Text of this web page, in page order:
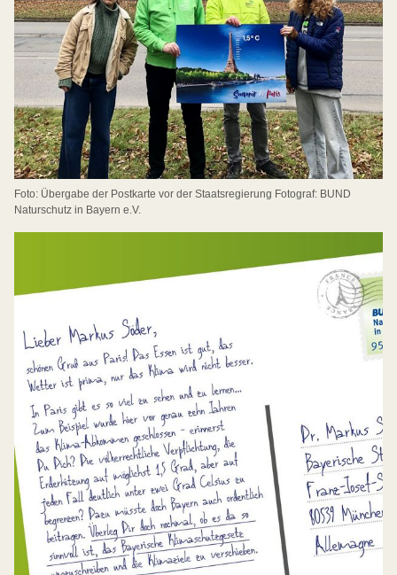
Foto: Übergabe der Postkarte vor der Staatsregierung Fotograf: BUND
Naturschutz in Bayern e.V.